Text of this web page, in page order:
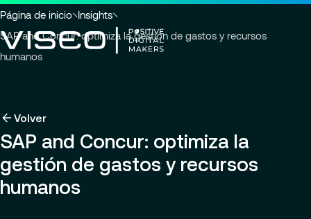
Ir a la cabeceraIr al contenido principalIr al pie de página
Servicios
Aprovechando la tecnología como una
transformación
Ver los servicios
Servicios
Industrias
Sobre nosotros
Sobre nosotros
Quiénes somos
Gobernanza
Carreras
Trabajar con nosotros
Buscar
perspectivas,
Usted
está
aquí
Página de inicio Insights
SAP and Concur: optimiza la gestión de gastos y recursos
humanos
Volver
SAP and Concur: optimiza la
gestión de gastos y recursos
humanos